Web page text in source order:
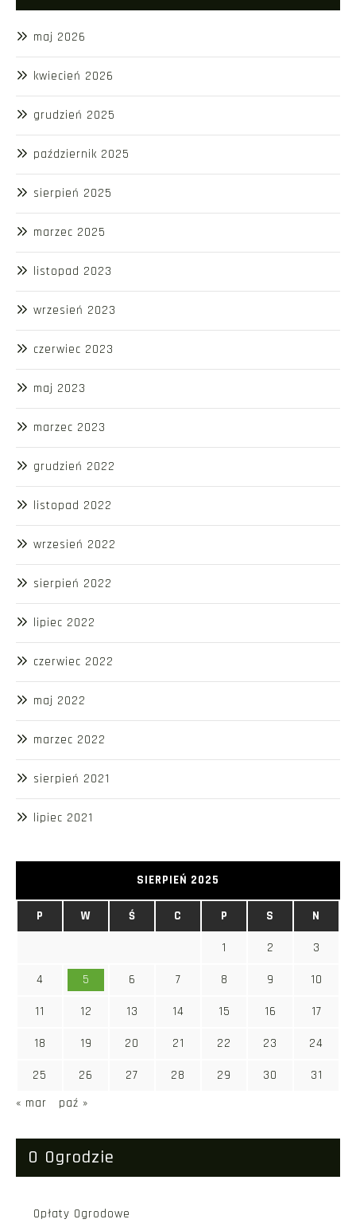
maj 2026
kwiecień 2026
grudzień 2025
październik 2025
sierpień 2025
marzec 2025
listopad 2023
wrzesień 2023
czerwiec 2023
maj 2023
marzec 2023
grudzień 2022
listopad 2022
wrzesień 2022
sierpień 2022
lipiec 2022
czerwiec 2022
maj 2022
marzec 2022
sierpień 2021
lipiec 2021
SIERPIEŃ 2025
P W Ś C P S N
1 2 3
4 5 6 7 8 9 10
11 12 13 14 15 16 17
18 19 20 21 22 23 24
25 26 27 28 29 30
31
« mar
paź »
O Ogrodzie
Opłaty Ogrodowe